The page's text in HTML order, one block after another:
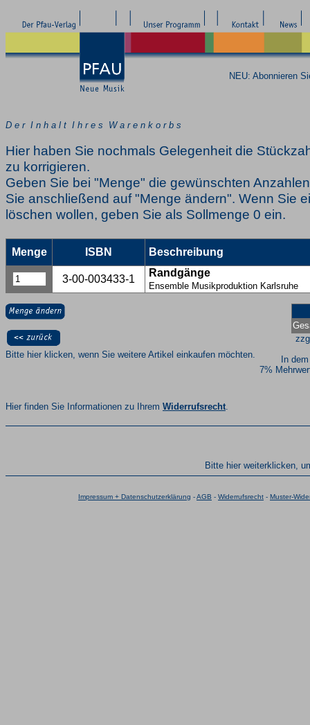
NEU: Abonnieren
D e r I n h a l t I h r e s W a r e n k o r b s
Hier haben Sie nochmals Gelegenheit die
zu korrigieren.
Geben Sie bei "Menge" die gewünschten
Sie anschließend auf "Menge ändern". Wenn Sie
löschen wollen, geben Sie als Sollmenge 0 ein.
Menge ISBN Beschreibung
3-00-003433-1
Randgänge
Ensemble Musikproduktion Karlsruhe
In
7%
Bitte hier klicken, wenn Sie weitere Artikel einkaufen möchten.
Hier finden Sie Informationen zu Ihrem Widerrufsrecht.
Bitte hier weiterklicken,
Impressum + Datenschutzerklärung -AGB - Widerrufsrecht - Muster-